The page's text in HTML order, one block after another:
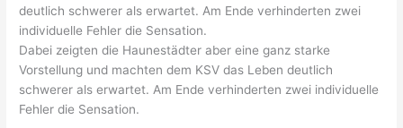
deutlich schwerer als erwartet. Am Ende verhinderten zwei
individuelle Fehler die Sensation.
Dabei zeigten die Haunestädter aber eine ganz starke
Vorstellung und machten dem KSV das Leben deutlich
schwerer als erwartet. Am Ende verhinderten zwei individuelle
Fehler die Sensation.